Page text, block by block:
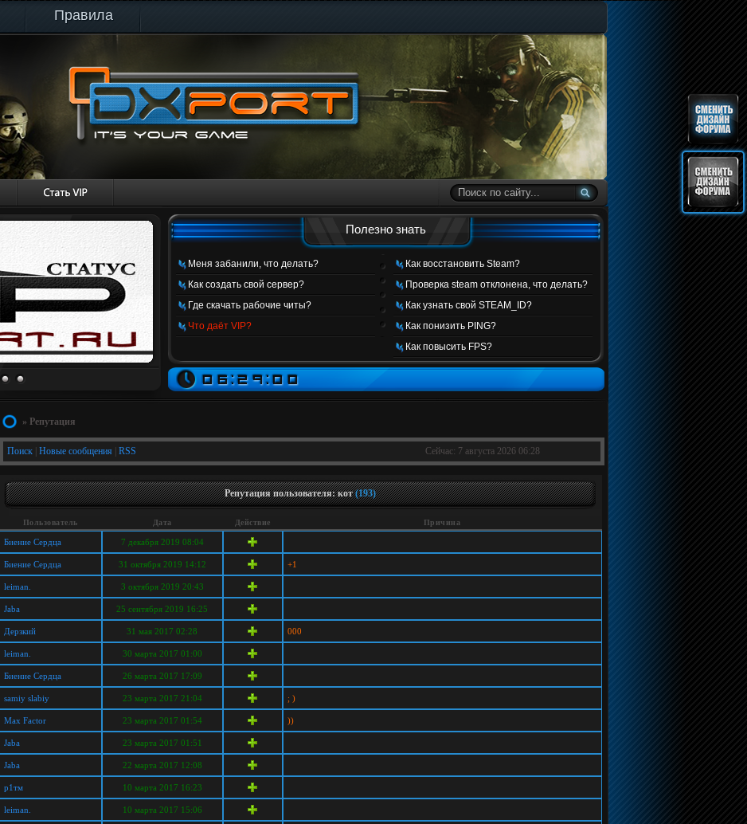
Правила
Полезно знать
Меня забанили, что делать?
Как создать свой сервер?
Где скачать рабочие читы?
Что даёт VIP?
Как восстановить Steam?
Проверка steam отклонена, что делать?
Как узнать свой STEAM_ID?
Как понизить PING?
Как повысить FPS?
» Репутация
Сейчас: 7 августа 2026 06:28
Поиск| Новые сообщения RSS
Репутация пользователя: кот(193)
Пользователь Дата Действие Причина
Биение Сердца 7 декабря 2019 08:04
Биение Сердца 31 октября 2019 14:12 +1
leiman. 3 октября 2019 20:43
Jaba 25 сентября 2019 16:25
Дерзкий 31 мая 2017 02:28 000
leiman. 30 марта 2017 01:00
Биение Сердца 26 марта 2017 17:09
samiy slabiy 23 марта 2017 21:04 ; )
Max Factor 23 марта 2017 01:54 ))
Jaba 23 марта 2017 01:51
Jaba 22 марта 2017 12:08
р1тм 10 марта 2017 16:23
leiman. 10 марта 2017 15:06